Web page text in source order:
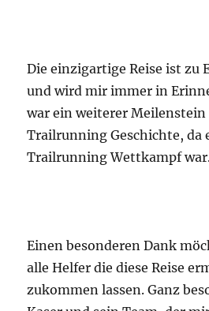
alle Helfer die diese Reise
zukommen lassen. Ganz
Kaser und sein Team, der
unvergessliche Nacht in
sowie dem Kamerateam
Die Reise geht weiter und
gesteckt.